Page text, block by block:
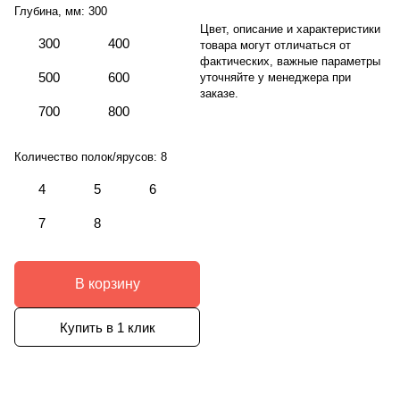
Глубина, мм: 300
300 400
500 600
700 800
Количество полок/ярусов: 8
4 5 6
7 8
В корзину
Купить в 1 клик
Цвет, описание и характеристики
товара могут отличаться от
фактических, важные параметры
уточняйте у менеджера при
заказе.